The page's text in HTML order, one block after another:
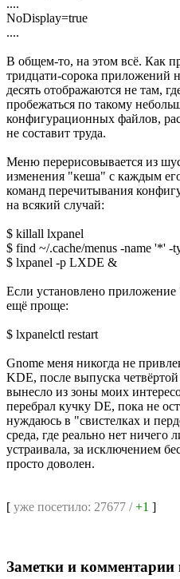
....
NoDisplay=true
....
В общем-то, на этом всё. Как
тридцати-сорока приложений
десять отображаются не там,
пробежаться по такому
конфигурационных файлов,
не составит труда.
Меню перерисовывается из
изменения "кеша" с каждым
команд перечитывания
на всякий случай:
$ killall lxpanel
$ find ~/.cache/menus -name '*' -
$ lxpanel -p LXDE &
Если установлено приложение
ещё проще:
$ lxpanelctl restart
Gnome меня никогда не
KDE, после выпуска
вынесло из зоны моих
перебрал кучку DE, пока не
нуждаюсь в "свистелках и
среда, где реально нет
устраивала, за исключением
просто доволен.
[ уже посетило: 27677 /+1 ]
Заметки и